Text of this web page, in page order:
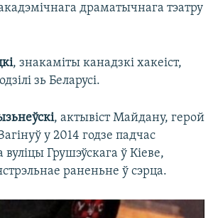
драматычнага тэатру
, знакаміты канадзкі хакеіст,
зь Беларусі.
, актывіст Майдану, герой
у 2014 годзе падчас
Грушэўскага ў Кіеве,
раненьне ў сэрца.